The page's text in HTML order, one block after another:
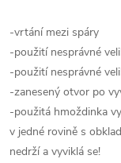
-vrtání mezi spáry
-použití nesprávné
-použití nesprávné
-zanesený otvor po
-použitá hmoždinka
v jedné rovině s
nedrží a vyviklá se!